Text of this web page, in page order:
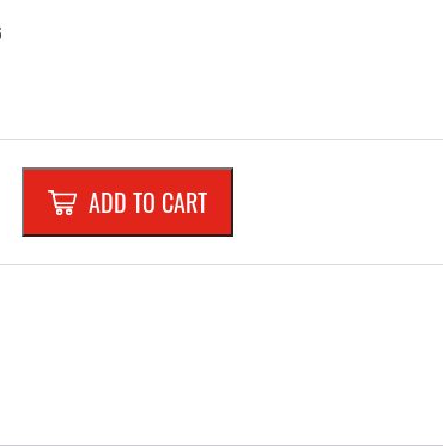
ADD TO CART